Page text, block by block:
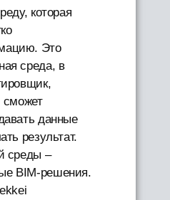
которая
Это
среда, в
сможет
данные
результат.
среды –
BIM-решения.